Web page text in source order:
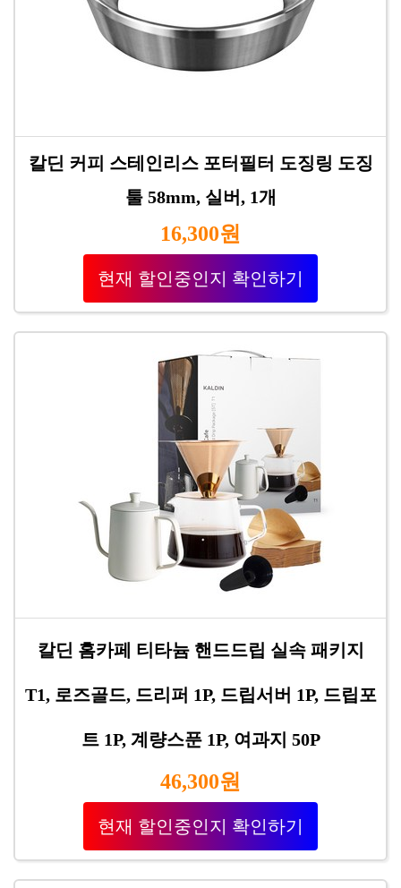
칼딘 커피 스테인리스 포터필터 도징링 도징
툴 58mm, 실버, 1개
16,300원
현재 할인중인지 확인하기
칼딘 홈카페 티타늄 핸드드립 실속 패키지
T1, 로즈골드, 드리퍼 1P, 드립서버 1P, 드립포
트 1P, 계량스푼 1P, 여과지 50P
46,300원
현재 할인중인지 확인하기